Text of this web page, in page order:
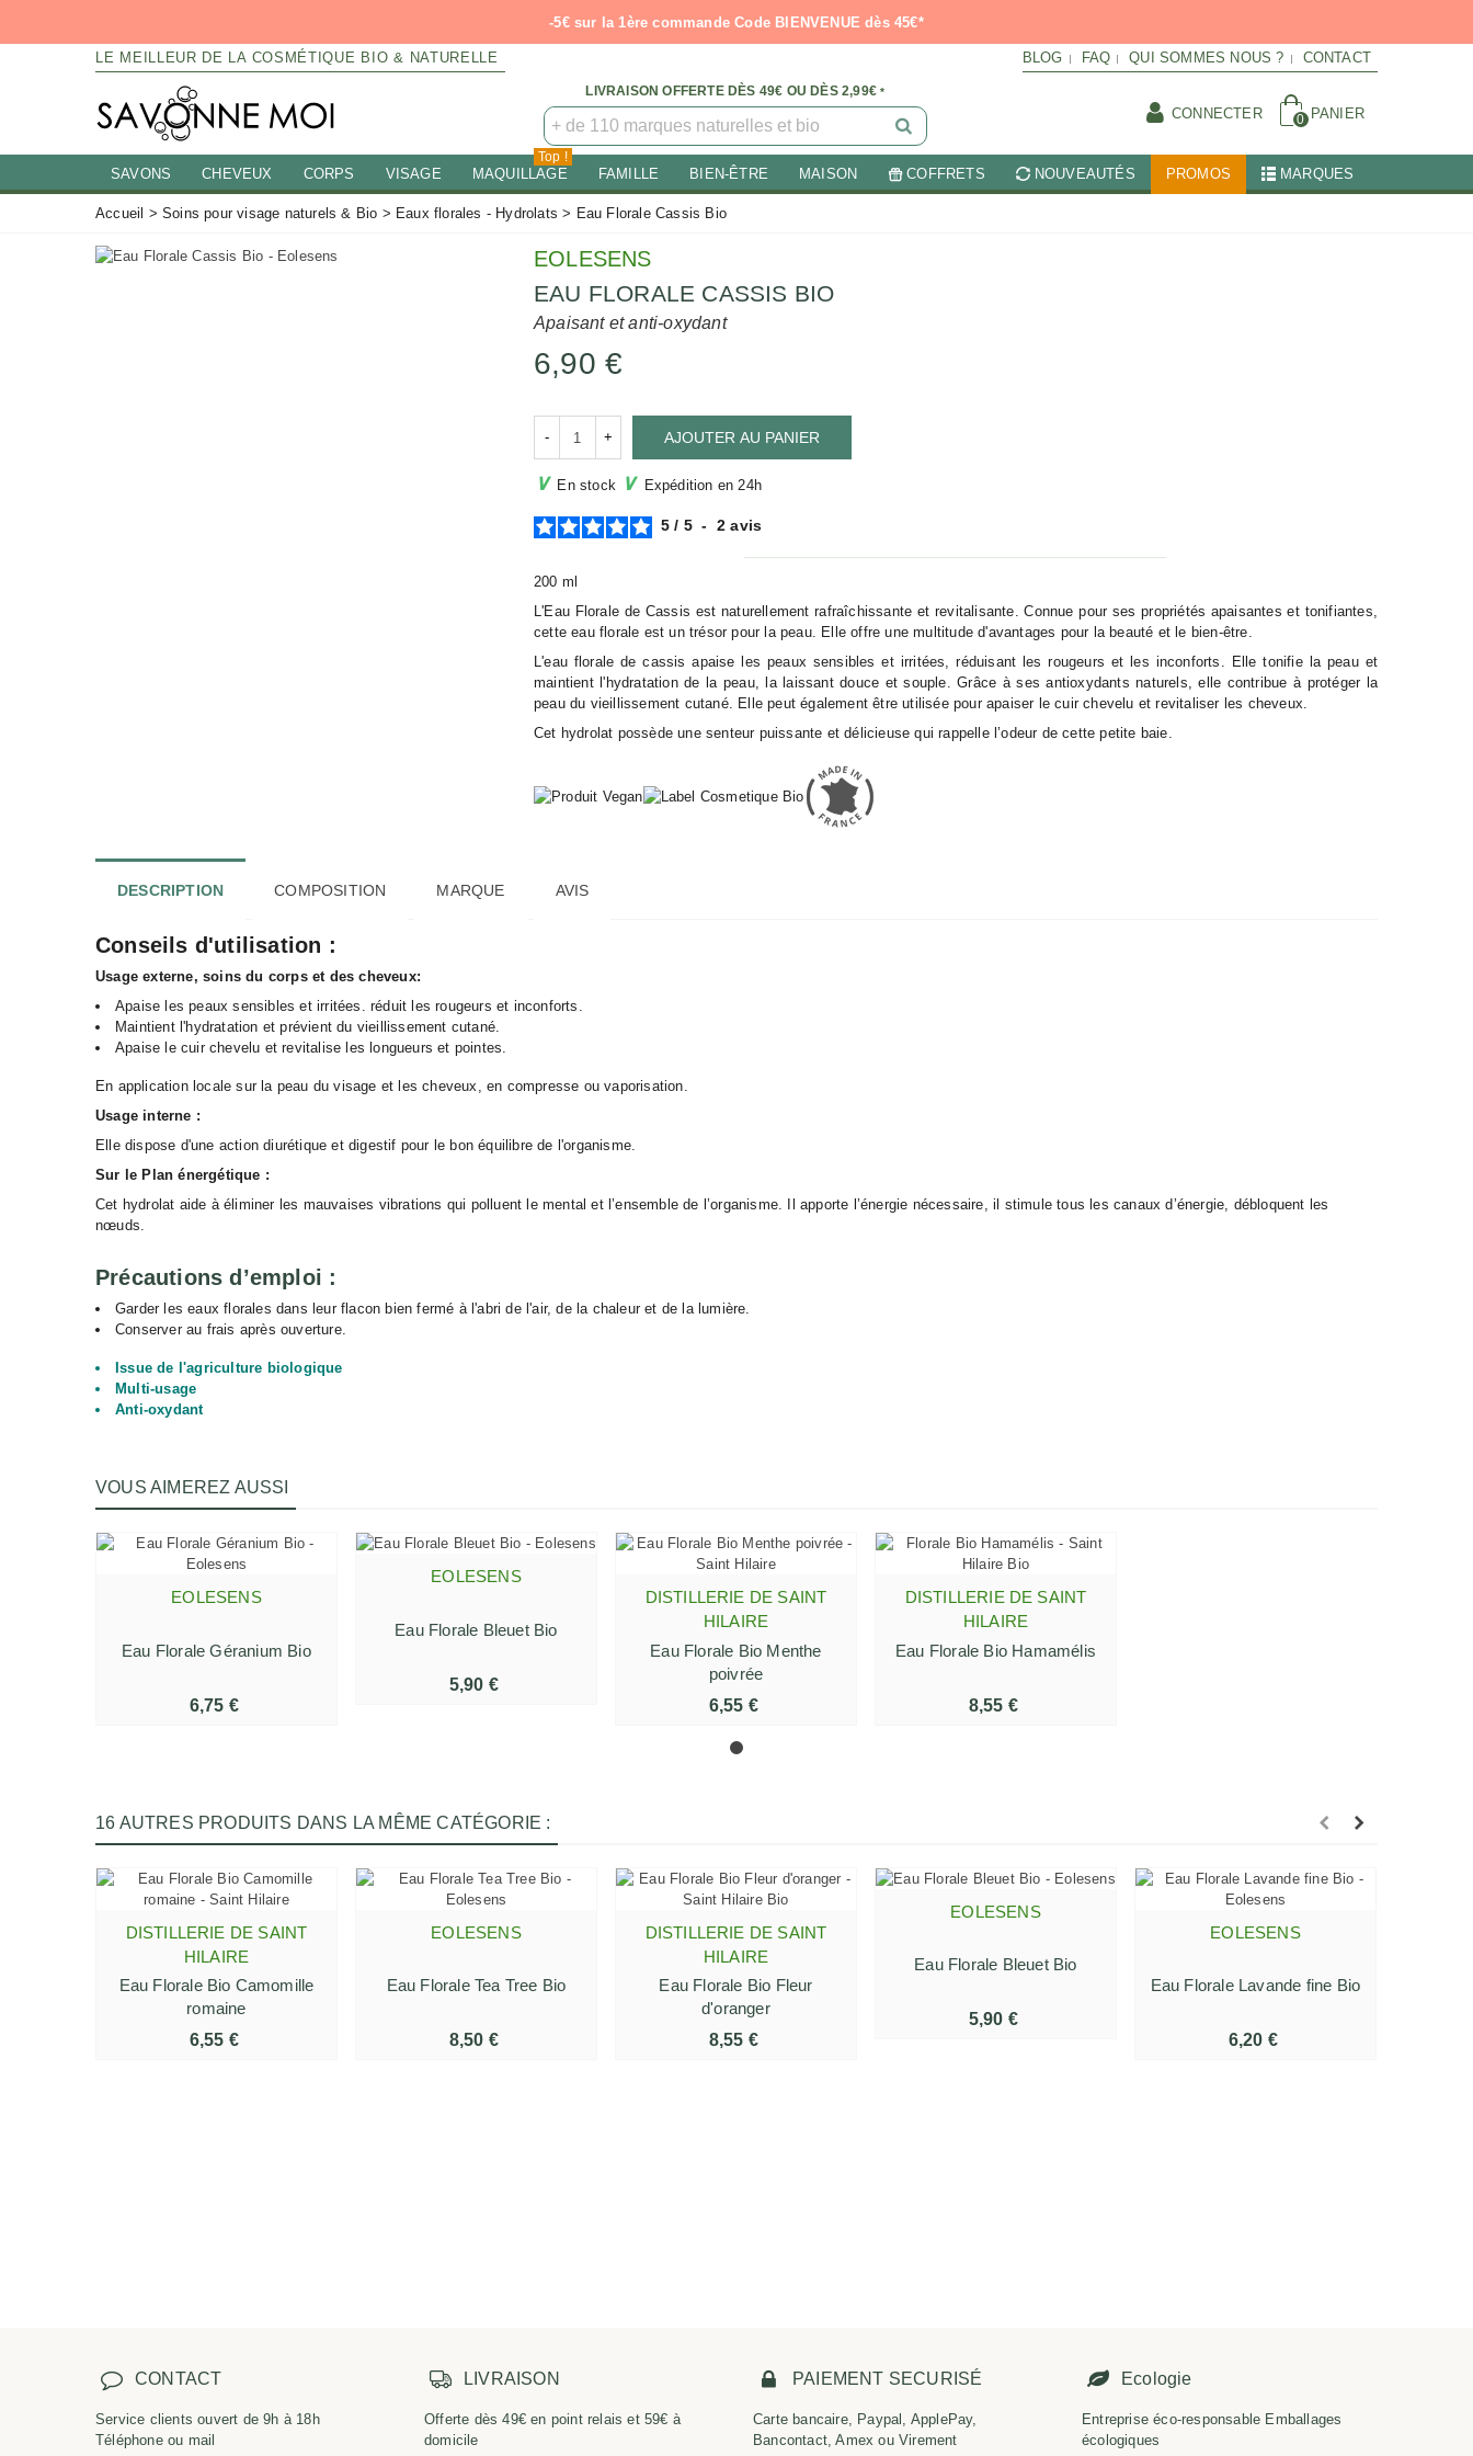
-5€ sur la 1ère commande Code BIENVENUE dès 45€*
LE MEILLEUR DE LA COSMÉTIQUE BIO & NATURELLE BLOG FAQ QUI SOMMES NOUS ? CONTACT
LIVRAISON OFFERTE DÈS 49€ OU DÈS 2,99€ *
CONNECTER 0 PANIER
SAVONS CHEVEUX CORPS VISAGE MAQUILLAGE
Top !
FAMILLE BIEN-ÊTRE MAISON COFFRETS NOUVEAUTÉS PROMOS MARQUES
Accueil > Soins pour visage naturels & Bio > Eaux florales - Hydrolats > Eau Florale Cassis Bio
EOLESENS
EAU FLORALE CASSIS BIO
Apaisant et anti-oxydant
6,90 €
- + AJOUTER AU PANIER
∨ En stock ∨ Expédition en 24h
5 / 5 - 2avis
200 ml
L'Eau Florale de Cassis est naturellement rafraîchissante et revitalisante. Connue pour ses propriétés apaisantes et tonifiantes,
cette eau florale est un trésor pour la peau. Elle offre une multitude d'avantages pour la beauté et le bien-être.
L'eau florale de cassis apaise les peaux sensibles et irritées, réduisant les rougeurs et les inconforts. Elle tonifie la peau et
maintient l'hydratation de la peau, la laissant douce et souple. Grâce à ses antioxydants naturels, elle contribue à protéger la
peau du vieillissement cutané. Elle peut également être utilisée pour apaiser le cuir chevelu et revitaliser les cheveux.
Cet hydrolat possède une senteur puissante et délicieuse qui rappelle l’odeur de cette petite baie.
DESCRIPTION COMPOSITION MARQUE AVIS
Conseils d'utilisation :
Usage externe, soins du corps et des cheveux:
Apaise les peaux sensibles et irritées. réduit les rougeurs et inconforts.
Maintient l'hydratation et prévient du vieillissement cutané.
Apaise le cuir chevelu et revitalise les longueurs et pointes.
En application locale sur la peau du visage et les cheveux, en compresse ou vaporisation.
Usage interne :
Elle dispose d'une action diurétique et digestif pour le bon équilibre de l'organisme.
Sur le Plan énergétique :
Cet hydrolat aide à éliminer les mauvaises vibrations qui polluent le mental et l’ensemble de l’organisme. Il apporte l’énergie nécessaire, il stimule tous les canaux d’énergie, débloquent les
nœuds.
Précautions d’emploi :
Garder les eaux florales dans leur flacon bien fermé à l'abri de l'air, de la chaleur et de la lumière.
Conserver au frais après ouverture.
Issue de l'agriculture biologique
Multi-usage
Anti-oxydant
VOUS AIMEREZ AUSSI
AJOUTER AU PANIER
EOLESENS
Eau Florale Géranium Bio
6,75 €
AJOUTER AU PANIER
EOLESENS
Eau Florale Bleuet Bio
5,90 €
AJOUTER AU PANIER
DISTILLERIE DE SAINT
HILAIRE
Eau Florale Bio Menthe
poivrée
6,55 €
AJOUTER AU PANIER
DISTILLERIE DE SAINT
HILAIRE
Eau Florale Bio Hamamélis
8,55 €
16 AUTRES PRODUITS DANS LA MÊME CATÉGORIE :
AJOUTER AU PANIER
DISTILLERIE DE SAINT
HILAIRE
Eau Florale Bio Camomille
romaine
6,55 €
AJOUTER AU PANIER
EOLESENS
Eau Florale Tea Tree Bio
8,50 €
AJOUTER AU PANIER
DISTILLERIE DE SAINT
HILAIRE
Eau Florale Bio Fleur
d'oranger
8,55 €
AJOUTER AU PANIER
EOLESENS
Eau Florale Bleuet Bio
5,90 €
AJOUTER AU PANIER
EOLESENS
Eau Florale Lavande fine Bio
6,20 €
CONTACT
Service clients ouvert de 9h à 18h
Téléphone ou mail
LIVRAISON
Offerte dès 49€ en point relais et 59€ à
domicile
PAIEMENT SECURISÉ
Carte bancaire, Paypal, ApplePay,
Bancontact, Amex ou Virement
Ecologie
Entreprise éco-responsable Emballages
écologiques